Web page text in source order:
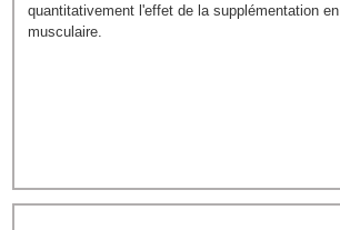
quantitativement l'effet de la supplémentation
musculaire.